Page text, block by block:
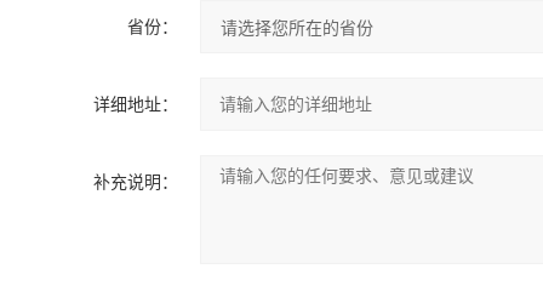
省份：
详细地址：
补充说明：